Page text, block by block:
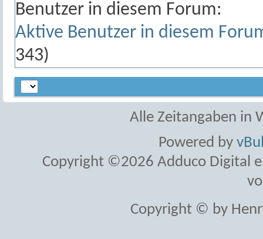
Benutzer in diesem Forum:
Aktive Benutzer in diesem
343)
Alle Zeitangaben in
Powered by
Copyright ©2026 Adduco Digital
Copyright © by